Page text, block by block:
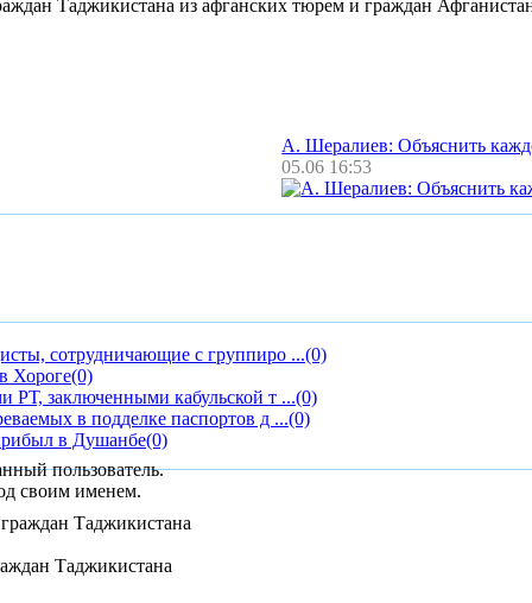
Таджикистана из афганских тюрем и граждан
А. Шералиев: Объяснить
05.06 16:53
сотрудничающие с группиро ...(0)
Хороге(0)
РТ, заключенными кабульской т ...(0)
в подделке паспортов д ...(0)
в Душанбе(0)
пользователь.
своим именем.
Таджикистана